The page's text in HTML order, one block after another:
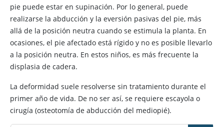
pie puede estar en supinación. Por lo general, puede
realizarse la abducción y la eversión pasivas del pie, más
allá de la posición neutra cuando se estimula la planta. En
ocasiones, el pie afectado está rígido y no es posible llevarlo
a la posición neutra. En estos niños, es más frecuente la
displasia de cadera.
La deformidad suele resolverse sin tratamiento durante el
primer año de vida. De no ser así, se requiere escayola o
cirugía (osteotomía de abducción del mediopié).